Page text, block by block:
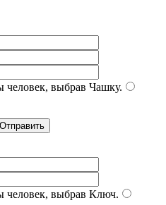
человек, выбрав Чашку.
человек, выбрав Ключ.